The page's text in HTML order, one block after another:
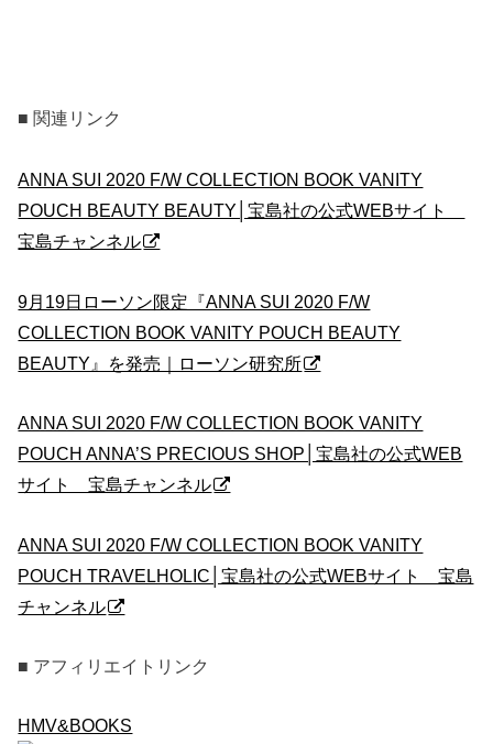
■ 関連リンク
ANNA SUI 2020 F/W COLLECTION BOOK VANITY
POUCH BEAUTY BEAUTY│宝島社の公式WEBサイト
宝島チャンネル
9月19日ローソン限定『ANNA SUI 2020 F/W
COLLECTION BOOK VANITY POUCH BEAUTY
BEAUTY』を発売｜ローソン研究所
ANNA SUI 2020 F/W COLLECTION BOOK VANITY
POUCH ANNA’S PRECIOUS SHOP│宝島社の公式WEB
サイト 宝島チャンネル
ANNA SUI 2020 F/W COLLECTION BOOK VANITY
POUCH TRAVELHOLIC│宝島社の公式WEBサイト 宝島
チャンネル
■ アフィリエイトリンク
HMV&BOOKS